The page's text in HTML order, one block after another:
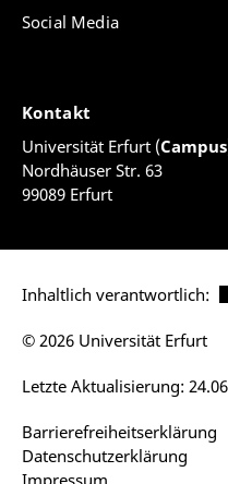
Social Media
Kontakt
Universität Erfurt (
Nordhäuser Str. 63
99089 Erfurt
Inhaltlich verantwortlich:
Barrierefreiheitserklärung
Datenschutzerklärung
Impressum
Letzte Aktualisierung:
© 2026 Universität Erfurt